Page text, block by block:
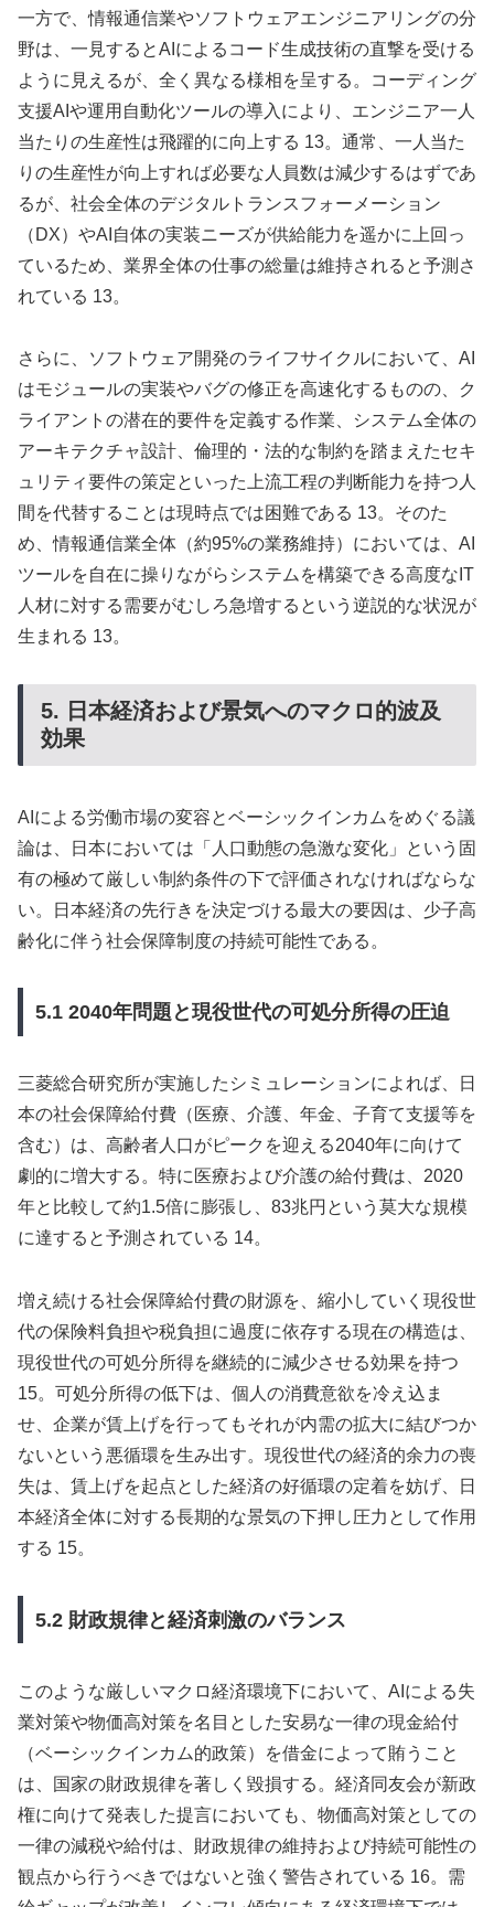
一方で、情報通信業やソフトウェアエンジニアリングの分
野は、一見するとAIによるコード生成技術の直撃を受ける
ように見えるが、全く異なる様相を呈する。コーディング
支援AIや運用自動化ツールの導入により、エンジニア一人
当たりの生産性は飛躍的に向上する 13。通常、一人当た
りの生産性が向上すれば必要な人員数は減少するはずであ
るが、社会全体のデジタルトランスフォーメーション
（DX）やAI自体の実装ニーズが供給能力を遥かに上回っ
ているため、業界全体の仕事の総量は維持されると予測さ
れている 13。
さらに、ソフトウェア開発のライフサイクルにおいて、AI
はモジュールの実装やバグの修正を高速化するものの、ク
ライアントの潜在的要件を定義する作業、システム全体の
アーキテクチャ設計、倫理的・法的な制約を踏まえたセキ
ュリティ要件の策定といった上流工程の判断能力を持つ人
間を代替することは現時点では困難である 13。そのた
め、情報通信業全体（約95%の業務維持）においては、AI
ツールを自在に操りながらシステムを構築できる高度なIT
人材に対する需要がむしろ急増するという逆説的な状況が
生まれる 13。
5. 日本経済および景気へのマクロ的波及
効果
AIによる労働市場の変容とベーシックインカムをめぐる議
論は、日本においては「人口動態の急激な変化」という固
有の極めて厳しい制約条件の下で評価されなければならな
い。日本経済の先行きを決定づける最大の要因は、少子高
齢化に伴う社会保障制度の持続可能性である。
5.1 2040年問題と現役世代の可処分所得の圧迫
三菱総合研究所が実施したシミュレーションによれば、日
本の社会保障給付費（医療、介護、年金、子育て支援等を
含む）は、高齢者人口がピークを迎える2040年に向けて
劇的に増大する。特に医療および介護の給付費は、2020
年と比較して約1.5倍に膨張し、83兆円という莫大な規模
に達すると予測されている 14。
増え続ける社会保障給付費の財源を、縮小していく現役世
代の保険料負担や税負担に過度に依存する現在の構造は、
現役世代の可処分所得を継続的に減少させる効果を持つ
15。可処分所得の低下は、個人の消費意欲を冷え込ま
せ、企業が賃上げを行ってもそれが内需の拡大に結びつか
ないという悪循環を生み出す。現役世代の経済的余力の喪
失は、賃上げを起点とした経済の好循環の定着を妨げ、日
本経済全体に対する長期的な景気の下押し圧力として作用
する 15。
5.2 財政規律と経済刺激のバランス
このような厳しいマクロ経済環境下において、AIによる失
業対策や物価高対策を名目とした安易な一律の現金給付
（ベーシックインカム的政策）を借金によって賄うこと
は、国家の財政規律を著しく毀損する。経済同友会が新政
権に向けて発表した提言においても、物価高対策としての
一律の減税や給付は、財政規律の維持および持続可能性の
観点から行うべきではないと強く警告されている 16。需